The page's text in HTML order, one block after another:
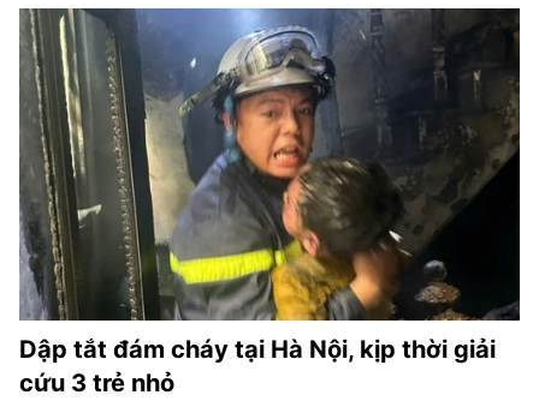
Dập tắt đám cháy tại Hà Nội, kịp thời giải
cứu 3 trẻ nhỏ